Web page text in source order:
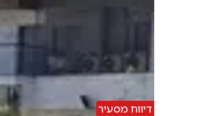
דיווח מסעיר